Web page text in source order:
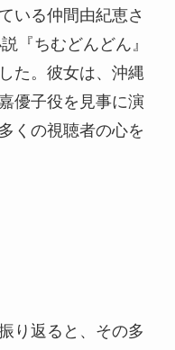
いる仲間由紀恵さ
『ちむどんどん』
た。彼女は、沖縄
優子役を見事に演
くの視聴者の心を
り返ると、その多